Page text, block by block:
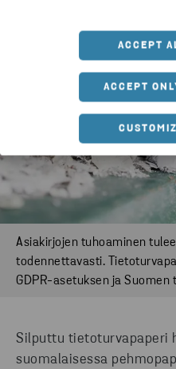
ACCEPT
ACCEPT
Asiakirjojen tuhoaminen
todennettavasti.
GDPR-asetuksen ja
Silputtu tietoturvapaperi
suomalaisessa